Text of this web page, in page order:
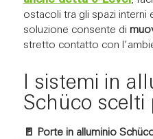
ostacoli tra gli spazi interni
soluzione consente di
stretto contatto con
I sistemi in
Schüco scelti
🚪 Porte in alluminio